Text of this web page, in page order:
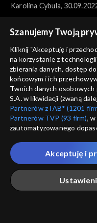
Karolina Cybula,
Anna Dymna – spotkajmy
Martyna Marchewka,
16.09.2022
Anna Dymna – spotkajmy
Łukasz Kosiara,
Szanujemy Twoją
Kliknij "Akceptuję i
na korzystanie z
zbierania danych, dostęp
końcowym i ich
Twoich danych osobowych
S.A. w likwidacji (zwaną
Partnerów z IAB* (1201
Partnerów TVP (93 firm),
zautomatyzowanego
które wskazujemy poniżej,
przez nas identyfikatora
Twoje dane osobowe
Ciebie naszych
„Portalem”, w tym
Akceptuję i